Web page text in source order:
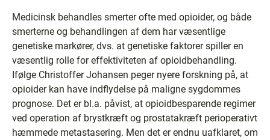
Medicinsk behandles smerter ofte med opioider, og både
smerterne og behandlingen af dem har væsentlige
genetiske markører, dvs. at genetiske faktorer spiller en
væsentlig rolle for effektiviteten af opioidbehandling.
Ifølge Christoffer Johansen peger nyere forskning på, at
opioider kan have indflydelse på maligne sygdommes
prognose. Det er bl.a. påvist, at opioidbesparende regimer
ved operation af brystkræft og prostatakræft perioperativt
hæmmede metastasering. Men det er endnu uafklaret, om